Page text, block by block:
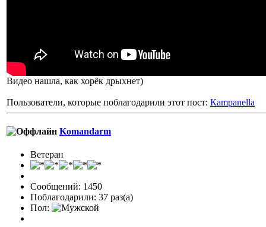
Видео нашла, как хорёк дрыхнет)
Пользователи, которые поблагодарили этот пост: Кampanella
Komandarm
Ветеран
Сообщений: 1450
Поблагодарили: 37 раз(а)
Пол: